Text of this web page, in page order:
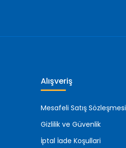
Alışveriş
Mesafeli Satış Sözleşmesi
Gizlilik ve Güvenlik
İptal İade Koşullari